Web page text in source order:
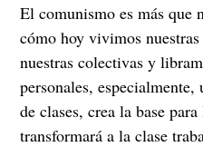
El comunismo es más que
cómo hoy vivimos
nuestras colectivas y
personales,
de clases, crea la base
transformará a la clase